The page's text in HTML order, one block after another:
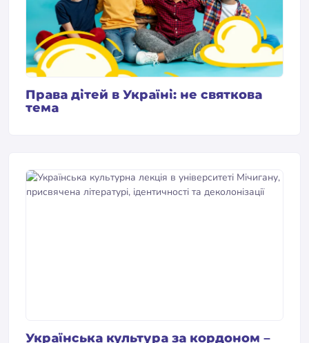
Права дітей в Україні: не святкова
тема
Українська культура за кордоном –